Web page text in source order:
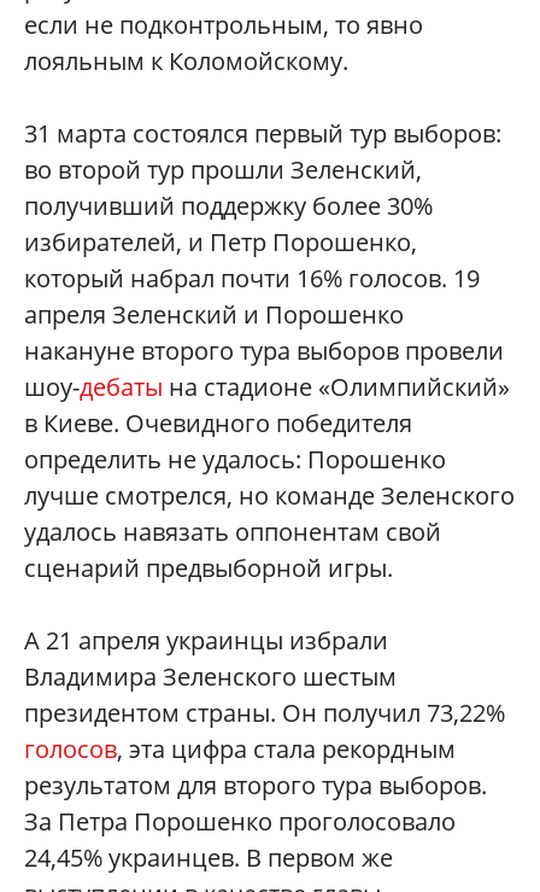
если не подконтрольным, то явно
лояльным к Коломойскому.
31 марта состоялся первый тур выборов:
во второй тур прошли Зеленский,
получивший поддержку более 30%
избирателей, и Петр Порошенко,
который набрал почти 16% голосов. 19
апреля Зеленский и Порошенко
накануне второго тура выборов провели
шоу-дебаты на стадионе «Олимпийский»
в Киеве. Очевидного победителя
определить не удалось: Порошенко
лучше смотрелся, но команде Зеленского
удалось навязать оппонентам свой
сценарий предвыборной игры.
А 21 апреля украинцы избрали
Владимира Зеленского шестым
президентом страны. Он получил 73,22%
голосов, эта цифра стала рекордным
результатом для второго тура выборов.
За Петра Порошенко проголосовало
24,45% украинцев. В первом же